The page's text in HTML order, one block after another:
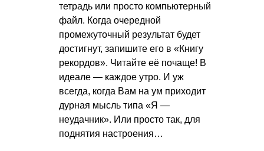
тетрадь или просто компьютерный
файл. Когда очередной
промежуточный результат будет
достигнут, запишите его в «Книгу
рекордов». Читайте её почаще! В
идеале — каждое утро. И уж
всегда, когда Вам на ум приходит
дурная мысль типа «Я —
неудачник». Или просто так, для
поднятия настроения…